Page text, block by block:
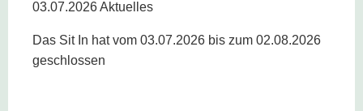
03.07.2026Aktuelles
Das Sit In hat vom 03.07.2026 bis zum 02.08.2026
geschlossen